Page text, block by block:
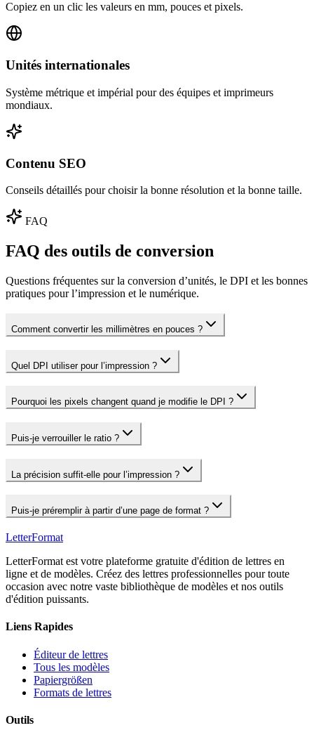
Copiez en un clic les valeurs en mm, pouces et pixels.
Unités internationales
Système métrique et impérial pour des équipes et imprimeurs
mondiaux.
Contenu SEO
Conseils détaillés pour choisir la bonne résolution et la bonne taille.
FAQ
FAQ des outils de conversion
Questions fréquentes sur la conversion d’unités, le DPI et les bonnes
pratiques pour l’impression et le numérique.
Comment convertir les millimètres en pouces ?
Quel DPI utiliser pour l’impression ?
Pourquoi les pixels changent quand je modifie le DPI ?
Puis‑je verrouiller le ratio ?
La précision suffit‑elle pour l’impression ?
Puis‑je préremplir à partir d’une page de format ?
LetterFormat
LetterFormat est votre plateforme gratuite d'édition de lettres en
ligne et de modèles. Créez des lettres professionnelles pour toute
occasion avec notre vaste bibliothèque de modèles et nos outils
d'édition puissants.
Liens Rapides
Éditeur de lettres
Tous les modèles
Papiergrößen
Formats de lettres
Outils